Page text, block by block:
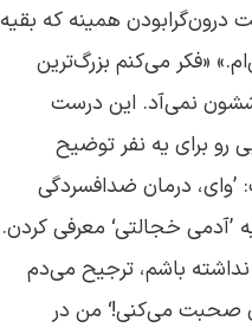
درون‌گرابودن همینه که بقیه
«فکر می‌کنم بزرگ‌ترین
نمی‌آد. این درست
رو برای یه نفر توضیح
درمان ضدافسردگی
’آدمی خجالتی‘ معرفی کردن.
باشم، ترجیح می‌دم
صحبت می‌کنی!‘ من در